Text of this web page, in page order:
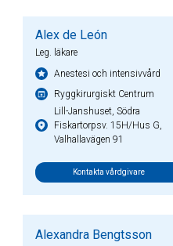
Alex de León
Leg. läkare
Anestesi och intensivvård
Ryggkirurgiskt Centrum
Lill-Janshuset, Södra
Fiskartorpsv. 15H/Hus G,
Valhallavägen 91
Kontakta vårdgivare
Alexandra Bengtsson